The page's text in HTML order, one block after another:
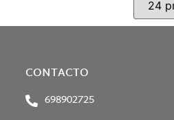
CONTACTO
698902725